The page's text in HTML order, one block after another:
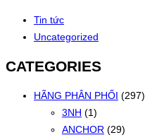
Tin tức
Uncategorized
CATEGORIES
HÃNG PHÂN PHỐI (297)
3NH (1)
ANCHOR (29)